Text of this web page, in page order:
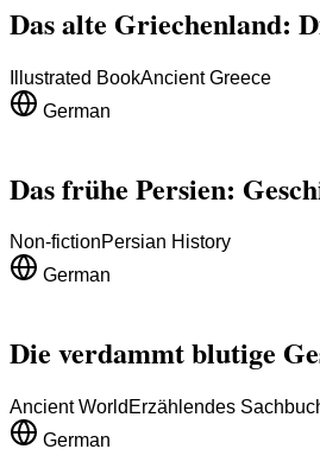
Das alte Griechenland:
Illustrated BookAncient Greece
German
Das frühe Persien:
Non-fictionPersian History
German
Die verdammt blutige
Ancient World Erzählendes
German